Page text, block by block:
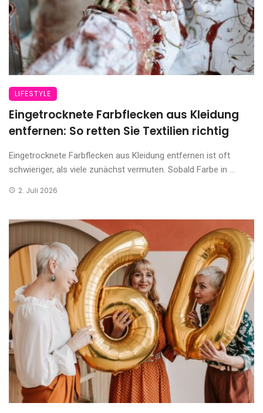
LIFESTYLE
Eingetrocknete Farbflecken aus Kleidung
entfernen: So retten Sie Textilien richtig
Eingetrocknete Farbflecken aus Kleidung entfernen ist oft
schwieriger, als viele zunächst vermuten. Sobald Farbe in ...
2. Juli 2026